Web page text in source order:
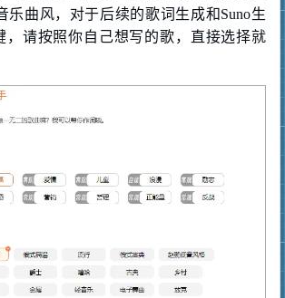
乐曲风，对于后续的歌词生成和Suno生
，请按照你自己想写的歌，直接选择就